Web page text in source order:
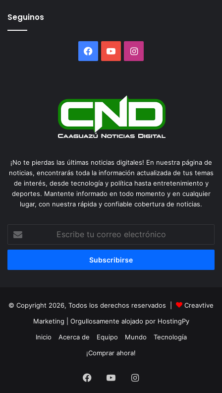
Seguinos
Facebook
YouTubeInstagram
¡No te pierdas las últimas noticias digitales! En nuestra página de
noticias, encontrarás toda la información actualizada de tus temas
de interés, desde tecnología y política hasta entretenimiento y
deportes. Mantente informado en todo momento y en cualquier
lugar, con nuestra rápida y confiable cobertura de noticias.
correo
© Copyright 2026, Todos los derechos reservados |
Creavtive
Marketing | Orgullosamente alojado por HostingPy
Inicio
Acerca de Equipo Mundo
Tecnología
¡Comprar ahora!
Facebook
YouTubeInstagram